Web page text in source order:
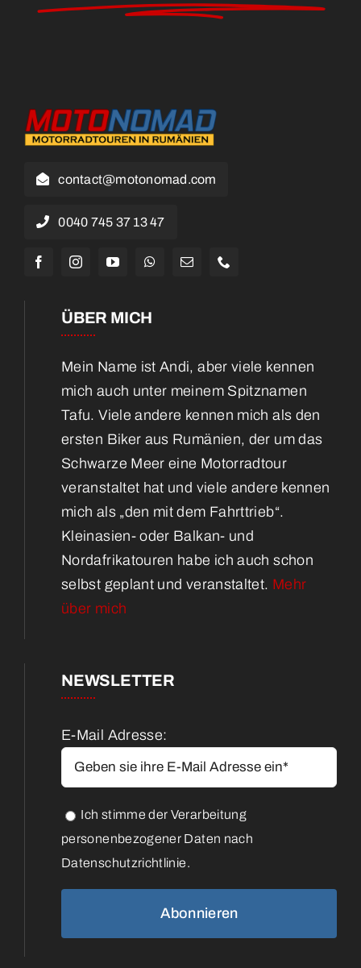
contact@motonomad.com
0040 745 37 13 47
ÜBER MICH
Mein Name ist Andi, aber viele kennen
mich auch unter meinem Spitznamen
Tafu. Viele andere kennen mich als den
ersten Biker aus Rumänien, der um das
Schwarze Meer eine Motorradtour
veranstaltet hat und viele andere kennen
mich als „den mit dem Fahrttrieb“.
Kleinasien- oder Balkan- und
Nordafrikatouren habe ich auch schon
selbst geplant und veranstaltet. Mehr
über mich
NEWSLETTER
E-Mail Adresse:
Ich stimme der Verarbeitung
personenbezogener Daten nach
Datenschutzrichtlinie.